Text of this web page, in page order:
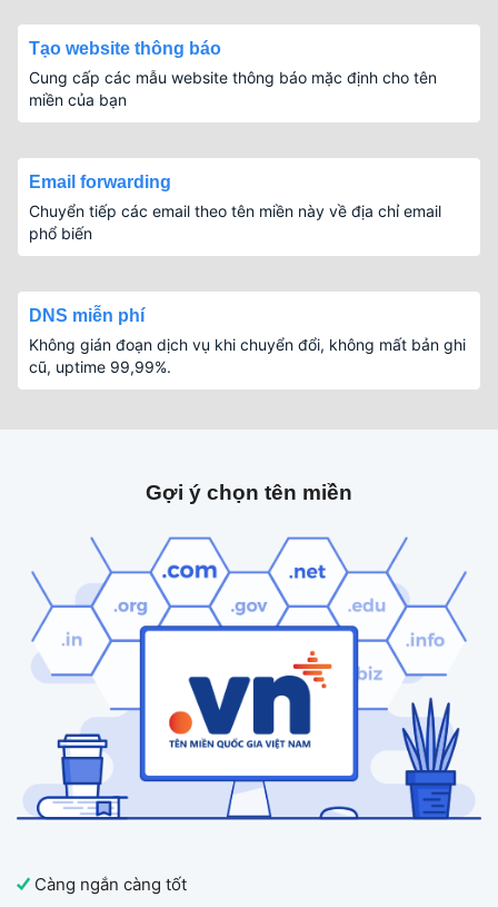
Tạo website thông báo
Cung cấp các mẫu website thông báo mặc định cho tên
miền của bạn
Email forwarding
Chuyển tiếp các email theo tên miền này về địa chỉ email
phổ biến
DNS miễn phí
Không gián đoạn dịch vụ khi chuyển đổi, không mất bản ghi
cũ, uptime 99,99%.
Gợi ý chọn tên miền
Càng ngắn càng tốt